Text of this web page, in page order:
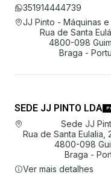
351914444739
JJ Pinto - Máquinas e
Rua de Santa
4800-098
Braga -
SEDE JJ PINTO LDA
Sede JJ
Rua de Santa Eulalia,
4800-098
Braga -
Ver mais detalhes